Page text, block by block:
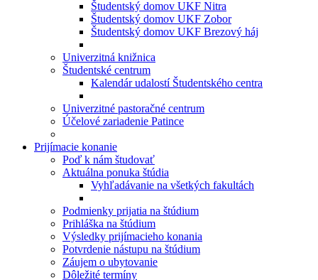
Študentský domov UKF Nitra
Študentský domov UKF Zobor
Študentský domov UKF Brezový háj
Univerzitná knižnica
Študentské centrum
Kalendár udalostí Študentského centra
Univerzitné pastoračné centrum
Účelové zariadenie Patince
Prijímacie konanie
Poď k nám študovať
Aktuálna ponuka štúdia
Vyhľadávanie na všetkých fakultách
Podmienky prijatia na štúdium
Prihláška na štúdium
Výsledky prijímacieho konania
Potvrdenie nástupu na štúdium
Záujem o ubytovanie
Dôležité termíny